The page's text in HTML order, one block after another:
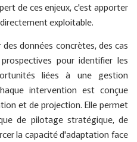
de ces enjeux, c'est apporter
exploitable.
données concrètes, des cas
pour identifier les
liées à une gestion
intervention est conçue
et de projection. Elle permet
de pilotage stratégique, de
la capacité d'adaptation face